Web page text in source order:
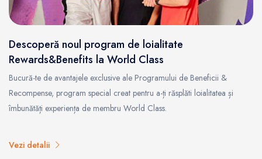
Descoperă noul program de loialitate
Rewards&Benefits la World Class
Bucură-te de avantajele exclusive ale Programului de Beneficii &
Recompense, program special creat pentru a-ți răsplăti loialitatea și
îmbunătăți experiența de membru World Class.
Vezi detalii